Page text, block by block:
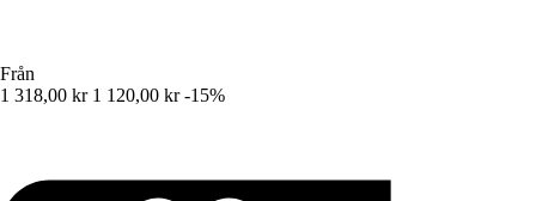
Från
1 318,00 kr 1 120,00 kr -15%